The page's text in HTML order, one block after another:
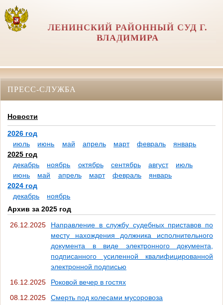
ЛЕНИНСКИЙ РАЙОННЫЙ СУД Г.
ВЛАДИМИРА
ПРЕСС-СЛУЖБА
Новости
2026 год
июль
июнь май апрель март февраль
январь
2025 год
декабрь
ноябрь октябрь сентябрь август
июль
июнь
май апрель март февраль
январь
2024 год
декабрь
ноябрь
Архив за 2025 год
26.12.2025
Направление в службу судебных приставов по
месту нахождения должника исполнительного
документа в виде электронного документа,
подписанного усиленной квалифицированной
электронной подписью
16.12.2025
Роковой вечер в гостях
08.12.2025
Смерть под колесами мусоровоза